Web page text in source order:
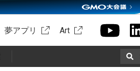
夢アプリ Art